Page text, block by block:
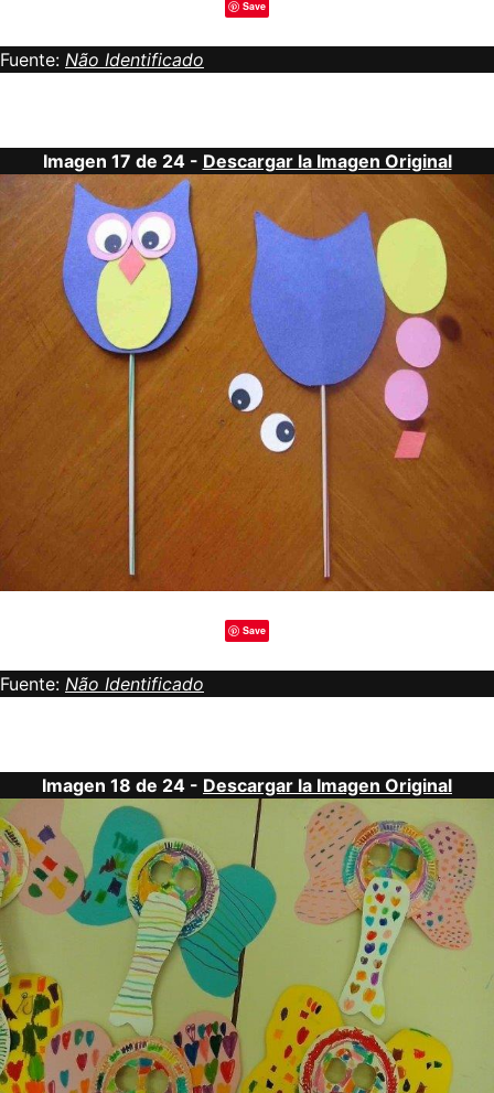
Save
Fuente: Não Identificado
Imagen 17 de 24 - Descargar la Imagen Original
Save
Fuente: Não Identificado
Imagen 18 de 24 - Descargar la Imagen Original